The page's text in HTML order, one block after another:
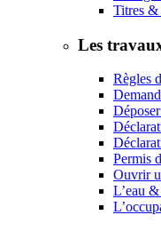
Titres &
Les
Règles
Permis
Ouvrir
L’eau &